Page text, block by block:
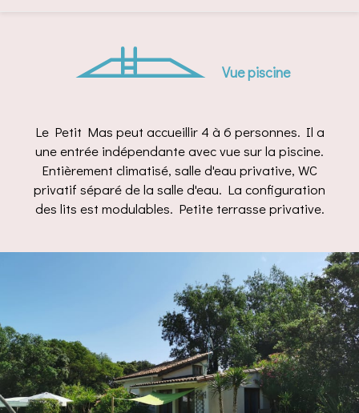
Vue piscine
Le Petit Mas peut accueillir 4 à 6 personnes. Il a
une entrée indépendante avec vue sur la piscine.
Entièrement climatisé, salle d'eau privative, WC
privatif séparé de la salle d'eau. La configuration
des lits est modulables. Petite terrasse privative.